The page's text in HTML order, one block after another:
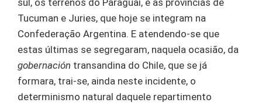
sul, os terrenos do Paraguai, e as províncias de
Tucuman e Juries, que hoje se integram na
Confederação Argentina. E atendendo-se que
estas últimas se segregaram, naquela ocasião, da
gobernación transandina do Chile, que se já
formara, trai-se, ainda neste incidente, o
determinismo natural daquele repartimento